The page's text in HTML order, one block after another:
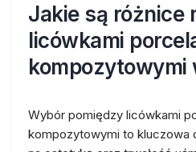
Jakie są różnice
licówkami
kompozytowymi
Wybór pomiędzy licówkami
kompozytowymi to kluczowa